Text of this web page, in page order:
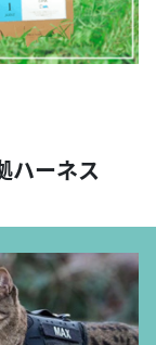
ハーネス